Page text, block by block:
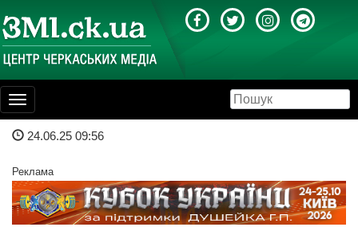
Toggle
navigation
24.06.25 09:56
Реклама